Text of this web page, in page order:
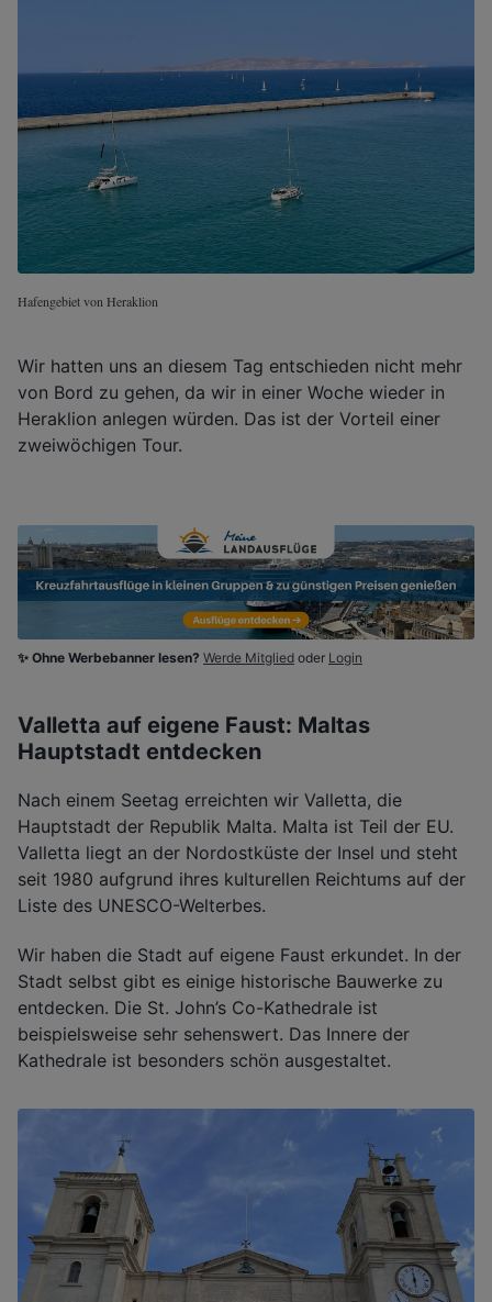
Hafengebiet von Heraklion
Wir hatten uns an diesem Tag entschieden nicht mehr
von Bord zu gehen, da wir in einer Woche wieder in
Heraklion anlegen würden. Das ist der Vorteil einer
zweiwöchigen Tour.
✨ Ohne Werbebanner lesen? Werde Mitglied oder Login
Valletta auf eigene Faust: Maltas
Hauptstadt entdecken
Nach einem Seetag erreichten wir Valletta, die
Hauptstadt der Republik Malta. Malta ist Teil der EU.
Valletta liegt an der Nordostküste der Insel und steht
seit 1980 aufgrund ihres kulturellen Reichtums auf der
Liste des UNESCO-Welterbes.
Wir haben die Stadt auf eigene Faust erkundet. In der
Stadt selbst gibt es einige historische Bauwerke zu
entdecken. Die St. John’s Co-Kathedrale ist
beispielsweise sehr sehenswert. Das Innere der
Kathedrale ist besonders schön ausgestaltet.